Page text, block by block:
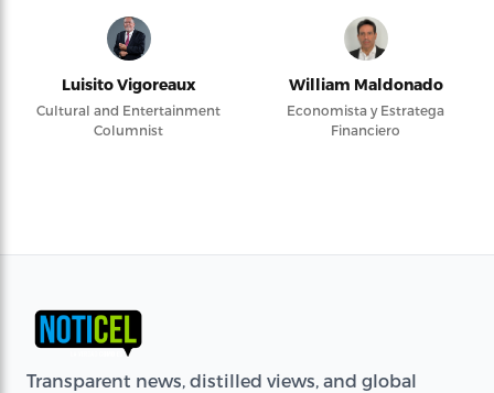
Luisito Vigoreaux
Cultural and Entertainment
Columnist
William Maldonado
Economista y Estratega
Financiero
Transparent news, distilled views, and global